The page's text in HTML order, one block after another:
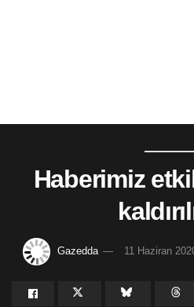
Haberimiz
Gazedda 11 Haziran